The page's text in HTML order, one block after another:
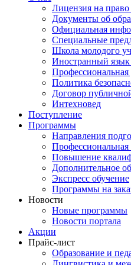
Лицензия на право
Документы об
Официальная
Специальные
Школа молодого
Иностранный язык
Профессиональная
Политика
Договор
Интехновед
Поступление
Программы
Направления
Профессиональная
Повышение
Дополнительное
Экспресс обучение
Программы на
Новости
Новые программы
Новости портала
Акции
Прайс-лист
Образование и